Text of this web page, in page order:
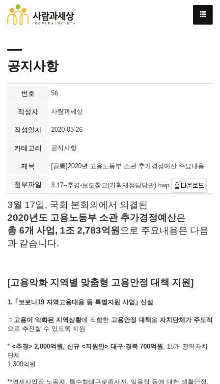
공지사항
번호 56
작성자 사람과세상
작성일자 2020-03-26
카테고리 공지사항
제목 [공통]2020년 고용노동부 소관 추가경정예산 주요내용
첨부파일 3.17--추경-보도참고(기획재정담당관).hwp
3월 17일, 국회 본회의에서 의결된
2020년도 고용노동부 소관 추가경정예산은
총 6개 사업 , 1조 2,783억원 으로 주요내용은 다음
과 같습니다.
[고용악화 지역별 맞춤형 고용안정 대책 지원]
1. ｢ 코로나19 지역고용대응 등 특별지원 사업 ｣ 신설
ㅇ 고용이 악화된 지역상황에 적합한 고용안정 대책 을 자치단체가 주도적
으로 추진할 수 있도록 지원
* <추경> 2,000억원, 신규 <지원안> 대구·경북 700억원, 15개 광역자치
단체
1,300억원
**영세사업장 노동자, 특수형태근로종사자, 일용직 등에 대한 생활안정,